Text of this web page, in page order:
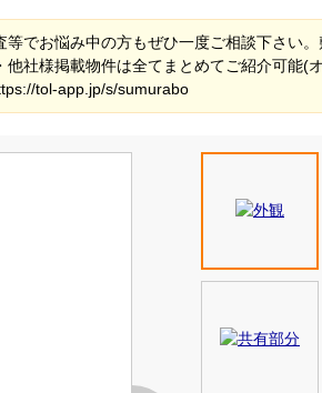
でお悩み中の方もぜひ一度ご相談下さい
社様掲載物件は全てまとめてご紹介可能
tol-app.jp/s/sumurabo